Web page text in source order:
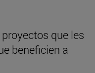
que les
beneficien a